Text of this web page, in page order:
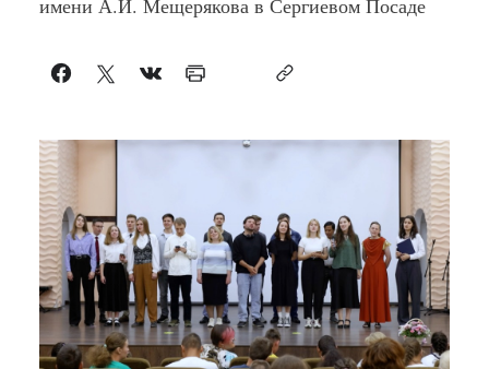
имени А.И. Мещерякова в Сергиевом Посаде